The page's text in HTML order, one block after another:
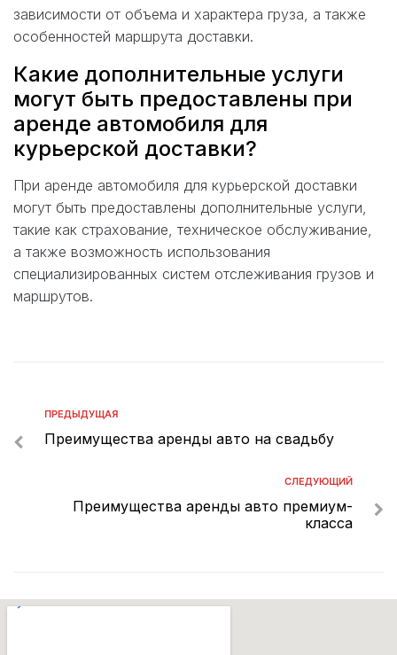
зависимости от объема и характера груза, а также
особенностей маршрута доставки.
Какие дополнительные услуги
могут быть предоставлены при
аренде автомобиля для
курьерской доставки?
При аренде автомобиля для курьерской доставки
могут быть предоставлены дополнительные услуги,
такие как страхование, техническое обслуживание,
а также возможность использования
специализированных систем отслеживания грузов и
маршрутов.
ПРЕДЫДУЩАЯ
Преимущества аренды авто на свадьбу
СЛЕДУЮЩИЙ
Преимущества аренды авто премиум-
класса